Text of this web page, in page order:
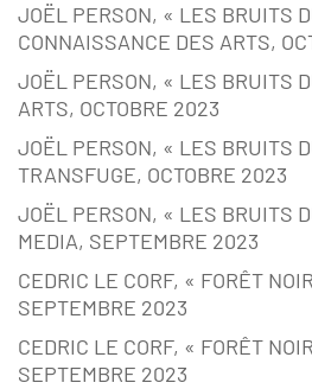
JOËL PERSON, « LES BRUITS
CONNAISSANCE DES ARTS,
JOËL PERSON, « LES BRUITS
ARTS, OCTOBRE 2023
JOËL PERSON, « LES BRUITS
TRANSFUGE, OCTOBRE 2023
JOËL PERSON, « LES BRUITS
MEDIA, SEPTEMBRE 2023
CEDRIC LE CORF, « FORÊT
SEPTEMBRE 2023
CEDRIC LE CORF, « FORÊT
SEPTEMBRE 2023